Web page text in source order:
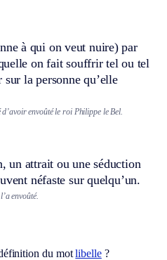
à qui on veut nuire) par
on fait souffrir tel ou tel
la personne qu’elle
envoûté le roi Philippe le Bel.
un attrait ou une séduction
néfaste sur quelqu’un.
envoûté.
du motlibelle?